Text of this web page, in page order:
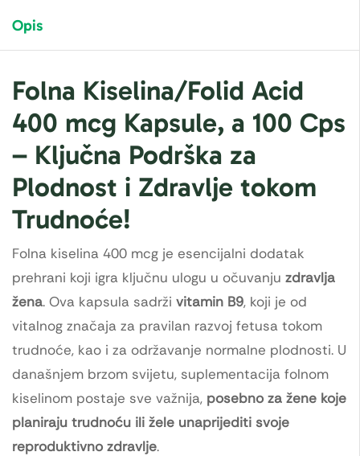
Opis
Folna Kiselina/Folid Acid
400 mcg Kapsule, a 100 Cps
– Ključna Podrška za
Plodnost i Zdravlje tokom
Trudnoće!
Folna kiselina 400 mcg je esencijalni dodatak
prehrani koji igra ključnu ulogu u očuvanju zdravlja
žena. Ova kapsula sadrži vitamin B9, koji je od
vitalnog značaja za pravilan razvoj fetusa tokom
trudnoće, kao i za održavanje normalne plodnosti. U
današnjem brzom svijetu, suplementacija folnom
kiselinom postaje sve važnija, posebno za žene koje
planiraju trudnoću ili žele unaprijediti svoje
reproduktivno zdravlje.